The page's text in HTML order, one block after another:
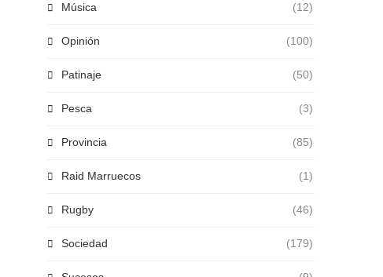
Música (12)
Opinión (100)
Patinaje (50)
Pesca (3)
Provincia (85)
Raid Marruecos (1)
Rugby (46)
Sociedad (179)